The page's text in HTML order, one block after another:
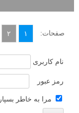
صفحات: ۱ ۲
نام کاربری
رمز عبور
مرا به خاطر بسپار